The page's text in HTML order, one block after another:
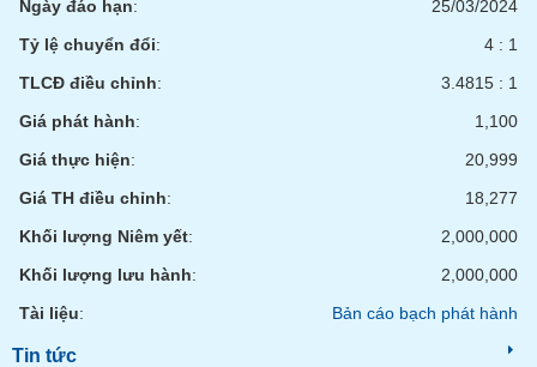
Ngày đáo hạn:
25/03/2024
Tỷ lệ chuyển đổi:
4 : 1
TLCĐ điều chỉnh:
3.4815 : 1
Giá phát hành:
1,100
Giá thực hiện:
20,999
Giá TH điều chỉnh:
18,277
Khối lượng Niêm yết:
2,000,000
Khối lượng lưu hành:
2,000,000
Tài liệu: Bản cáo bạch phát hành
Tin tức